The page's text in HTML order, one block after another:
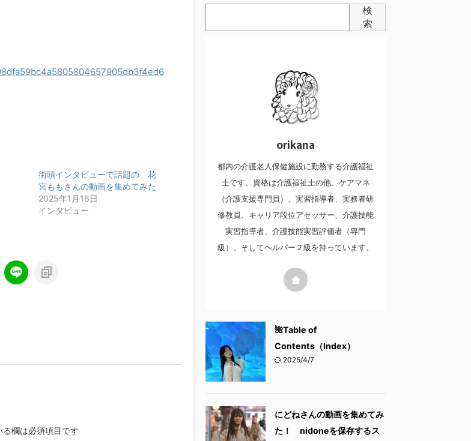
街頭インタビューで話題の 花
宮ももさんの動画を集めてみた
2025年1月16日
インタビュー
る欄は必須項目です
検
索
orikana
都内の介護老人保健施設に勤務する介護福祉
士です。資格は介護福祉士の他、ケアマネ
（介護支援専門員）、実習指導者、実務者研
修教員、キャリア段位アセッサー、介護技能
実習指導者、介護技能実習評価者（専門
級）、そしてヘルパー２級を持っています。
🌺Table of
Contents（Index）
2025/4/7
にどねさんの動画を集めてみ
た！ nidoneを保存するス